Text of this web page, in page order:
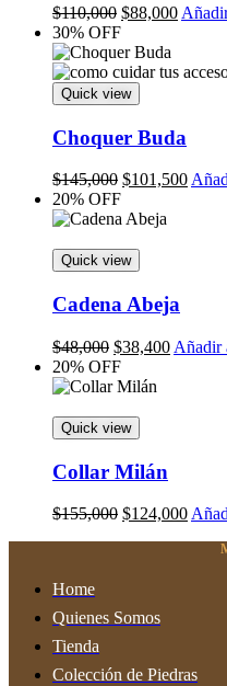
$110,000 Original
price
was:
$110,000.
$88,000
30% OFF
Quick view
Choquer Buda
$145,000 Original
was:
$101,500
20% OFF
Quick view
Cadena Abeja
$48,000 Original
price
was:
$38,400Current
Añadir
20% OFF
Quick view
Collar Milán
$155,000 Original
$124,000
Home
Quienes Somos
Tienda
Colección de Piedras